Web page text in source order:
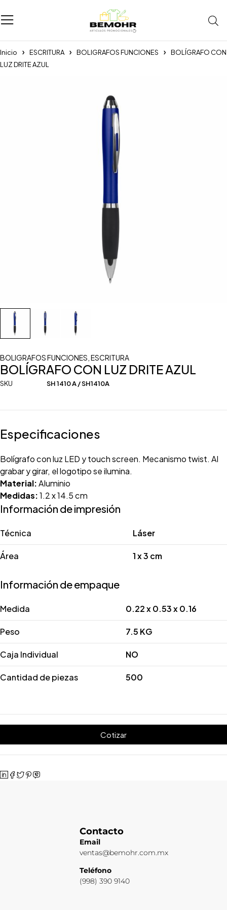
Inicio ESCRITURA BOLIGRAFOS FUNCIONES
BOLÍGRAFO CON
LUZ DRITE AZUL
BOLIGRAFOS FUNCIONES ESCRITURA
BOLÍGRAFO CON LUZ DRITE AZUL
SKU SH 1410 A / SH1410A
Especificaciones
Bolígrafo con luz LED y touch screen. Mecanismo twist. Al
grabar y girar, el logotipo se ilumina.
Material:Aluminio
Medidas:1.2 x 14.5 cm
Información de impresión
Técnica Láser
Área 1 x 3 cm
Información de empaque
Medida 0.22 x 0.53 x 0.16
Peso 7.5 KG
Caja Individual NO
Cantidad de piezas 500
Cotizar
Contacto
Email
ventas@bemohr.com.mx
Teléfono
(998) 390 9140